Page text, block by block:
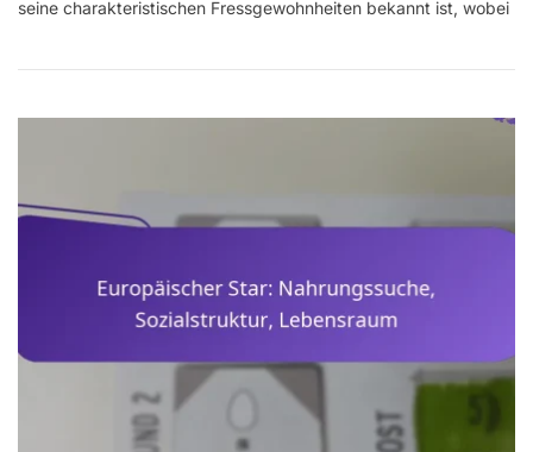
seine charakteristischen Fressgewohnheiten bekannt ist, wobei